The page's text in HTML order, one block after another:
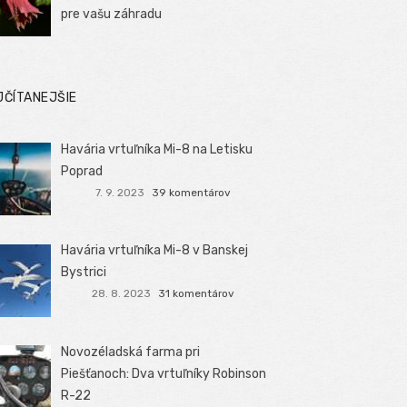
pre vašu záhradu
Havária vrtuľníka Mi-8 na Letisku
Poprad
7. 9. 2023 39 komentárov
Havária vrtuľníka Mi-8 v Banskej
Bystrici
28. 8. 2023 31 komentárov
Novozéladská farma pri
Piešťanoch: Dva vrtuľníky Robinson
R-22